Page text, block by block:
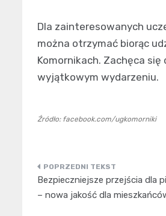
Dla zainteresowanych
można otrzymać biorąc
Komornikach. Zachęca
wyjątkowym wydarzeniu.
Źródło: facebook.com/ugkomorniki
Nawigacja
wpisu
Bezpieczniejsze przejścia dla
– nowa jakość dla